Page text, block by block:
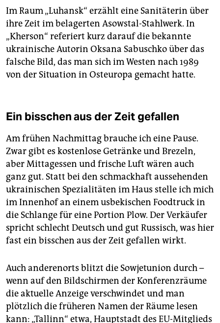
Im Raum „Luhansk“ erzählt eine Sanitäterin über
ihre Zeit im belagerten Asowstal-Stahlwerk. In
„Kherson“ referiert kurz darauf die bekannte
ukrainische Autorin Oksana Sabuschko über das
falsche Bild, das man sich im Westen nach 1989
von der Situation in Osteuropa gemacht hatte.
Ein bisschen aus der Zeit gefallen
Am frühen Nachmittag brauche ich eine Pause.
Zwar gibt es kostenlose Getränke und Brezeln,
aber Mittagessen und frische Luft wären auch
ganz gut. Statt bei den schmackhaft aussehenden
ukrainischen Spezialitäten im Haus stelle ich mich
im Innenhof an einem usbekischen Foodtruck in
die Schlange für eine Portion Plow. Der Verkäufer
spricht schlecht Deutsch und gut Russisch, was hier
fast ein bisschen aus der Zeit gefallen wirkt.
Auch anderenorts blitzt die Sowjetunion durch –
wenn auf den Bildschirmen der Konferenzräume
die aktuelle Anzeige verschwindet und man
plötzlich die früheren Namen der Räume lesen
kann: „Tallinn“ etwa, Hauptstadt des EU-Mitglieds